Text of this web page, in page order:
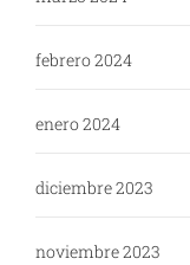
febrero 2024
enero 2024
diciembre 2023
noviembre 2023